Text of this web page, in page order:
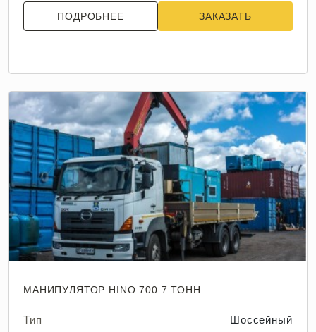
ПОДРОБНЕЕ ЗАКАЗАТЬ
МАНИПУЛЯТОР HINO 700 7 ТОНН
Тип
Шоссейный